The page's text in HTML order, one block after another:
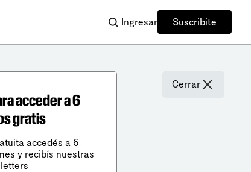
Ingresar Suscribite
Cerrar
acceder a 6
gratis
accedés a 6
y recibís nuestras